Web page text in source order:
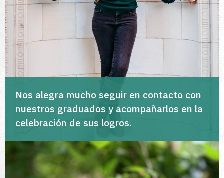
Nos alegra mucho seguir en contacto con
nuestros graduados y acompañarlos en la
celebración de sus logros.